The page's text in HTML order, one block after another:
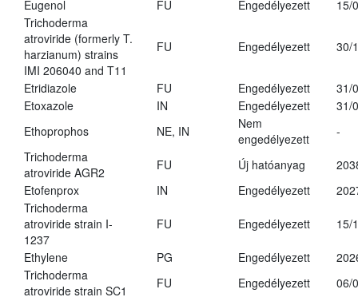
Eugenol FU Engedélyezett
15/
Trichoderma
atroviride (formerly T.
harzianum) strains
IMI 206040 and T11
FU Engedélyezett 30/
Etridiazole FU Engedélyezett
31/
Etoxazole
IN Engedélyezett
31/
Ethoprophos
NE, IN
Nem
engedélyezett
-
Trichoderma
atroviride AGR2
FU Új hatóanyag
Etofenprox
IN Engedélyezett
Trichoderma
atroviride strain I-
1237
FU Engedélyezett 15/
Ethylene PG Engedélyezett
Trichoderma
atroviride strain SC1
FU Engedélyezett
06/